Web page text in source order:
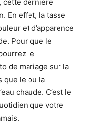
cette dernière
En effet, la tasse
et d’apparence
Pour que le
le
de mariage sur la
que le ou la
chaude. C’est le
que votre